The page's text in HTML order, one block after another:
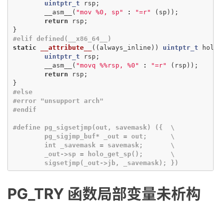
uintptr_t
rsp ;
__asm__
( "mov %0, sp" : "=r" ( sp ));
return
rsp ;
}
static
__attribute__ (( always_inline )) uintptr_t
uintptr_t
rsp ;
__asm__
( "movq %%rsp, %0" : "=r" ( rsp ));
return
rsp ;
}
#else
#error "unsupport arch"
#define pg_sigsetjmp(out, savemask) ({	\
PG_TRY 函数局部变量未析构